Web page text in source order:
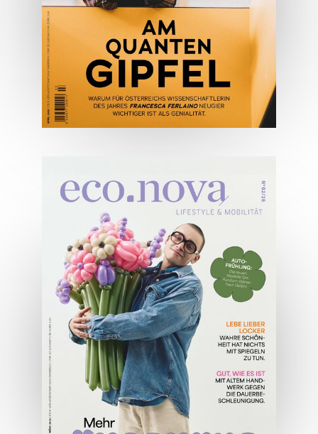
ONLINE LESEN
04/2026
Wirtschaftsausgabe April 2026
JETZT BESTELLEN
ONLINE LESEN